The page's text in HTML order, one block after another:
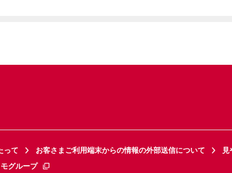
って お客さまご利用端末からの情報の外部送信について
見
グループ